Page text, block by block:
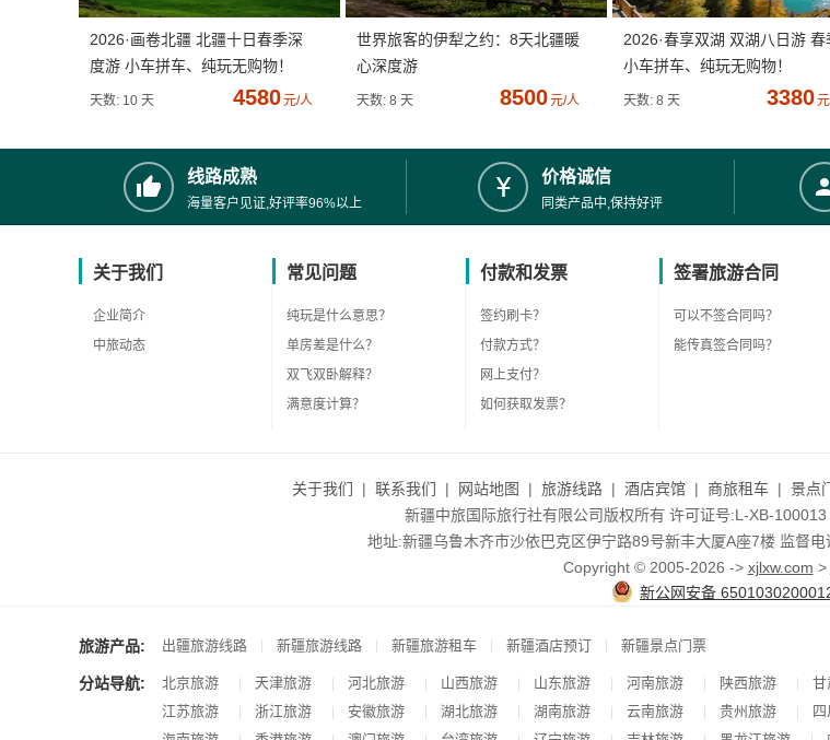
2026·画卷北疆 北疆十日春季深
度游 小车拼车、纯玩无购物！
天数: 10 天 4580元/人
世界旅客的伊犁之约：8天北疆暖
心深度游
天数: 8 天 8500元/人
2026·春享双湖 双湖八日游 春
小车拼车、纯玩无购物！
天数: 8 天 3380
线路成熟
海量客户见证,好评率96%以上
价格诚信
同类产品中,保持好评
关于我们
企业简介
中旅动态
常见问题
纯玩是什么意思？
单房差是什么？
双飞双卧解释？
满意度计算？
付款和发票
签约刷卡？
付款方式？
网上支付？
如何获取发票？
签署旅游合同
可以不签合同吗？
能传真签合同吗？
关于我们 | 联系我们 | 网站地图 | 旅游线路 | 酒店宾馆 | 商旅租车 | 景点
新疆中旅国际旅行社有限公司版权所有 许可证号:L-XB-100013
地址:新疆乌鲁木齐市沙依巴克区伊宁路89号新丰大厦A座7楼 监督
Copyright © 2005-2026 -> xjlxw.com >
新公网安备
旅游产品: 出疆旅游线路 | 新疆旅游线路 | 新疆旅游租车 | 新疆酒店预订 | 新疆景点门票
分站导航: 北京旅游 | 天津旅游 | 河北旅游 | 山西旅游 | 山东旅游 | 河南旅游 | 陕西旅游 | 甘
江苏旅游 | 浙江旅游 | 安徽旅游 | 湖北旅游 | 湖南旅游 | 云南旅游 | 贵州旅游 |